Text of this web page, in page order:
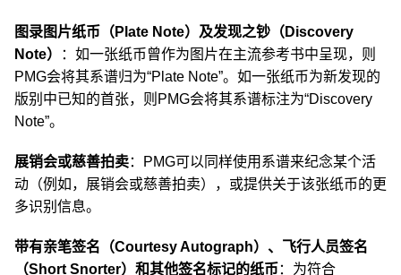
图录图片纸币（Plate Note）及发现之钞（Discovery
Note）
：如一张纸币曾作为图片在主流参考书中呈现，则
PMG会将其系谱归为“Plate Note”。如一张纸币为新发现的
版别中已知的首张，则PMG会将其系谱标注为“Discovery
Note”。
展销会或慈善拍卖：PMG可以同样使用系谱来纪念某个活
动（例如，展销会或慈善拍卖），或提供关于该张纸币的更
多识别信息。
带有亲笔签名（Courtesy Autograph）、飞行人员签名
（Short Snorter）和其他签名标记的纸币 ：为符合